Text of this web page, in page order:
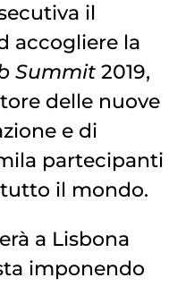
il
accogliere la
Summit 2019,
delle nuove
e di
partecipanti
il mondo.
a Lisbona
imponendo